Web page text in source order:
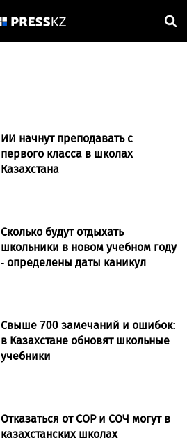
ИИ начнут преподавать с
первого класса в школах
Казахстана
Сколько будут отдыхать
школьники в новом учебном году
- определены даты каникул
Свыше 700 замечаний и ошибок:
в Казахстане обновят школьные
учебники
Отказаться от СОР и СОЧ могут в
казахстанских школах